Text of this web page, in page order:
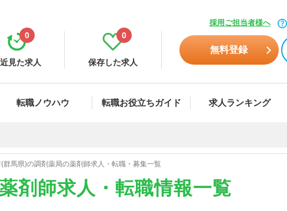
採用ご担当者様へ
見た求人
0
保存した求人
0
無料登録
転職ノウハウ 転職お役立ちガイド 求人ランキング
群馬県)の調剤薬局の薬剤師求人・転職・募集一覧
剤師求人・転職情報一覧